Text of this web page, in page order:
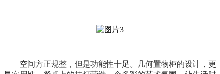
空间方正规整，但是功能性十足。
几何置物柜的设计，更